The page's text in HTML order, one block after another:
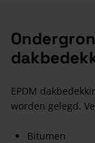
EPDM
worden gelegd.
Bitumen